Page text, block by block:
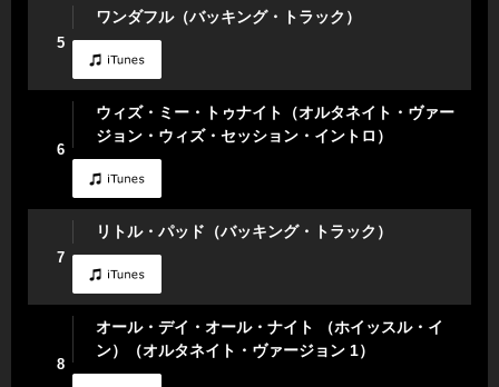
5
ワンダフル（バッキング・トラック）
6
ウィズ・ミー・トゥナイト（オルタネイト・ヴァー
ジョン・ウィズ・セッション・イントロ）
7
リトル・パッド（バッキング・トラック）
8
オール・デイ・オール・ナイト （ホイッスル・イ
ン）（オルタネイト・ヴァージョン 1）